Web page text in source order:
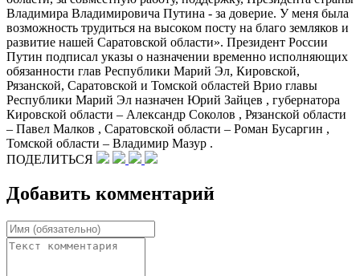
Владимира Владимировича Путина - за доверие. У меня была
возможность трудиться на высоком посту на благо земляков и
развитие нашей Саратовской области». Президент России
Путин подписал указы о назначении временно исполняющих
обязанности глав Республики Марий Эл, Кировской,
Рязанской, Саратовской и Томской областей Врио главы
Республики Марий Эл назначен Юрий Зайцев , губернатора
Кировской области – Александр Соколов , Рязанской области
– Павел Малков , Саратовской области – Роман Бусаргин ,
Томской области – Владимир Мазур .
ПОДЕЛИТЬСЯ
Добавить комментарий